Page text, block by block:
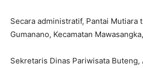
Secara administratif, Pantai Mutiara
Gumanano, Kecamatan
Sekretaris Dinas Pariwisata Buteng,